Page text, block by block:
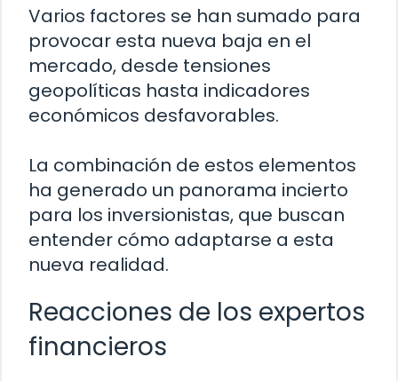
Varios factores se han sumado para
provocar esta nueva baja en el
mercado, desde tensiones
geopolíticas hasta indicadores
económicos desfavorables.
La combinación de estos elementos
ha generado un panorama incierto
para los inversionistas, que buscan
entender cómo adaptarse a esta
nueva realidad.
Reacciones de los expertos
financieros